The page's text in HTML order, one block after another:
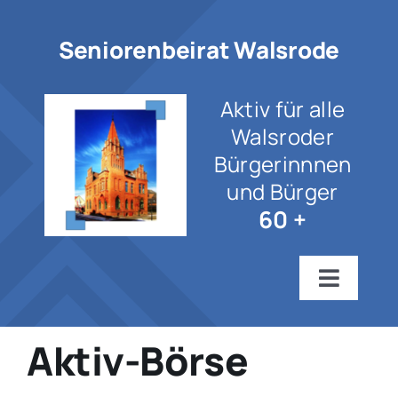
springenSeniorenbeirat Walsrode
Aktiv für alle
Walsroder
Bürgerinnnen
und Bürger
60 +
Toggle
Startseite
Wir über uns
Aktiv-Börse